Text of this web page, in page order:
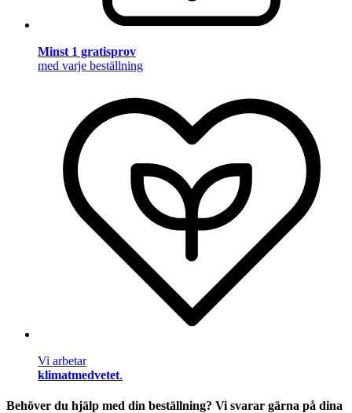
Minst 1 gratisprov
med varje beställning
Vi arbetar
klimatmedvetet.
Behöver du hjälp med din beställning? Vi svarar gärna på dina